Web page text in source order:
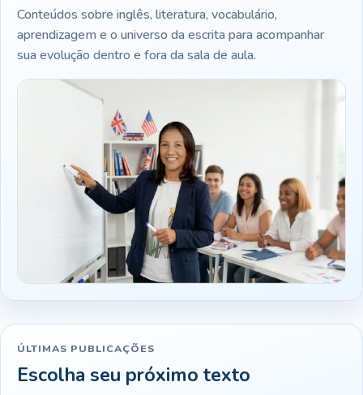
Conteúdos sobre inglês, literatura, vocabulário,
aprendizagem e o universo da escrita para acompanhar
sua evolução dentro e fora da sala de aula.
ÚLTIMAS PUBLICAÇÕES
Escolha seu próximo texto